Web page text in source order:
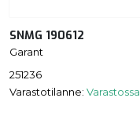
SNMG 190612
Garant
251236
Varastotilanne: Varastossa